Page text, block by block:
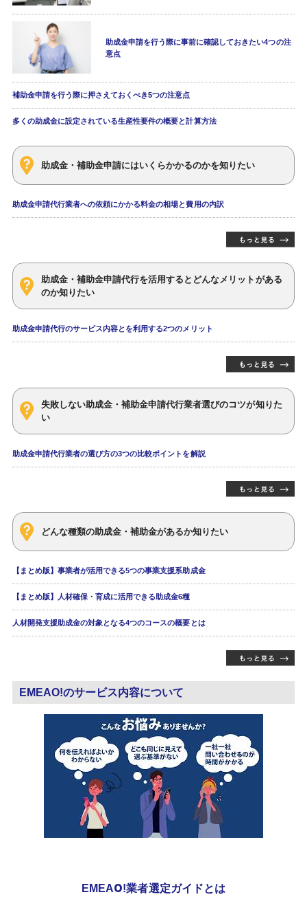
助成金申請を行う際に事前に確認しておきたい4つの注
意点
補助金申請を行う際に押さえておくべき5つの注意点
多くの助成金に設定されている生産性要件の概要と計算方法
助成金・補助金申請にはいくらかかるのかを知りたい
助成金申請代行業者への依頼にかかる料金の相場と費用の内訳
助成金・補助金申請代行を活用するとどんなメリットがある
のか知りたい
助成金申請代行のサービス内容とを利用する2つのメリット
失敗しない助成金・補助金申請代行業者選びのコツが知りた
い
助成金申請代行業者の選び方の3つの比較ポイントを解説
どんな種類の助成金・補助金があるか知りたい
【まとめ版】事業者が活用できる5つの事業支援系助成金
【まとめ版】人材確保・育成に活用できる助成金6種
人材開発支援助成金の対象となる4つのコースの概要とは
EMEAO!のサービス内容について
EMEAO!業者選定ガイドとは